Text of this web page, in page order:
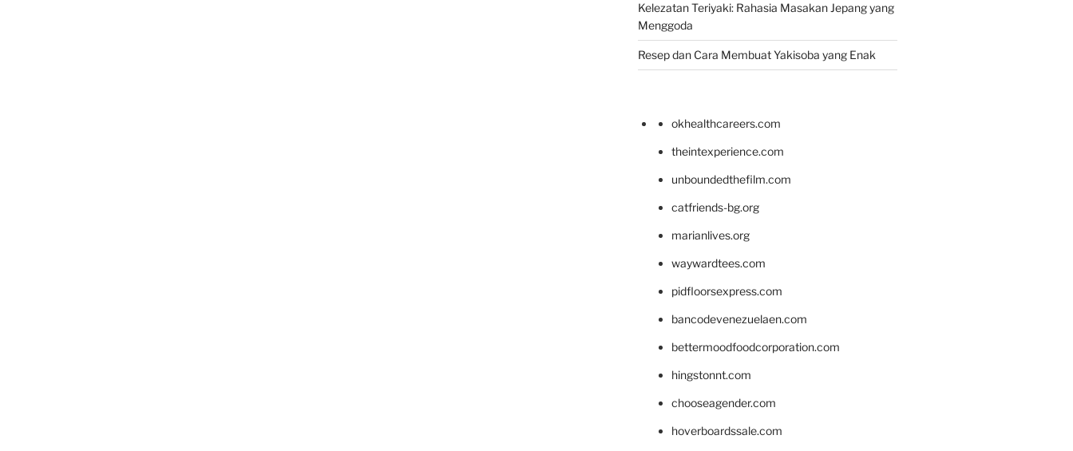
Kelezatan Teriyaki: Rahasia Masakan Jepang yang
Menggoda
Resep dan Cara Membuat Yakisoba yang Enak
okhealthcareers.com
theintexperience.com
unboundedthefilm.com
catfriends-bg.org
marianlives.org
waywardtees.com
pidfloorsexpress.com
bancodevenezuelaen.com
bettermoodfoodcorporation.com
hingstonnt.com
chooseagender.com
hoverboardssale.com